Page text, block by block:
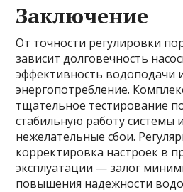
Заключение
От точности регулировки
зависит долговечность
эффективность водоподачи
энергопотребление.
тщательное тестирование
стабильную работу системы
нежелательные сбои.
корректировка настроек в
эксплуатации — залог
повышения надежности